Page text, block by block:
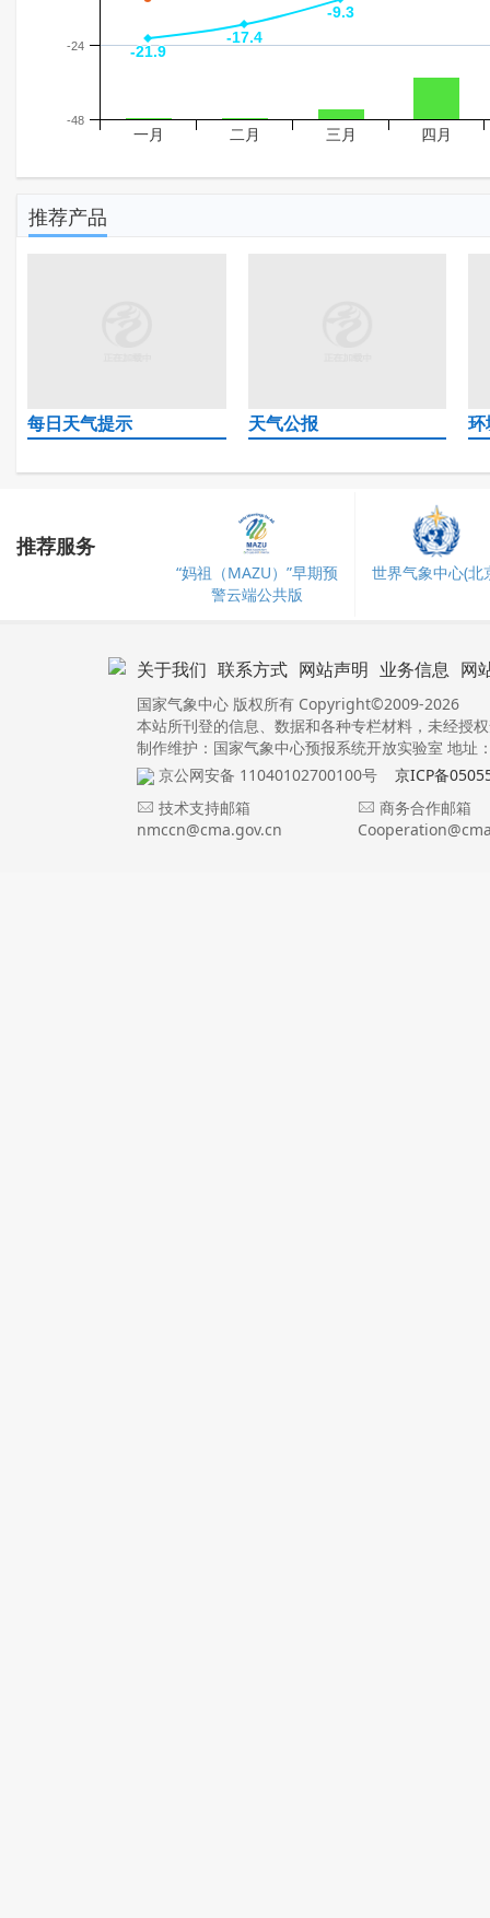
-21.9
-21.9
-17.4
-17.4
-9.3
-9.3
一月 二月 三月 四月
-48
-24
推荐产品
每日天气提示 天气公报
推荐服务
“妈祖（MAZU）”早期预
警云端公共版
世界气象中心(北
关于我们 联系方式 网站声明 业务信息 网
国家气象中心 版权所有 Copyright©2009-2026
本站所刊登的信息、数据和各种专栏材料，未经授
制作维护：国家气象中心预报系统开放实验室 地址
京公网安备 11040102700100号
京ICP备
技术支持邮箱
nmccn@cma.gov.cn
商务合作邮箱